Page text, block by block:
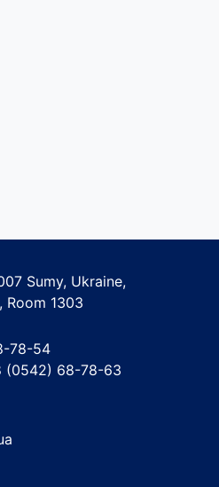
Sumy, Ukraine,
Room 1303
78-54
(0542) 68-78-63